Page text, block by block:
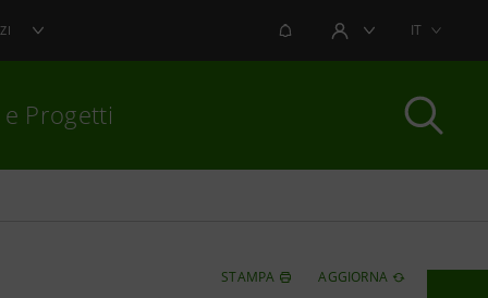
NOTIFICHEAREA UTENTEIT
e Progetti
STAMPA AGGIORNA